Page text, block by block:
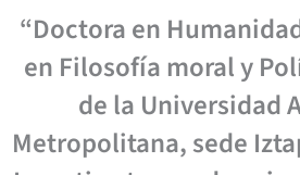
“Doctora en
en Filosofía moral y
de la Universidad
Metropolitana, sede